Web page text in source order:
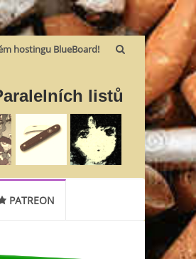
hostingu BlueBoard!
listů
PATREON